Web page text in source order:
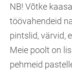
NB! Võtke
töövahendeid
pintslid, värvid,
Meie poolt on
pehmeid